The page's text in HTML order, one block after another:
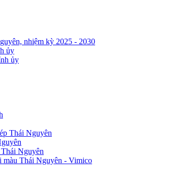
nhiệm kỳ 2025 - 2030
ủy
ủy
Thái Nguyên
Nguyên
Thái Nguyên - Vimico